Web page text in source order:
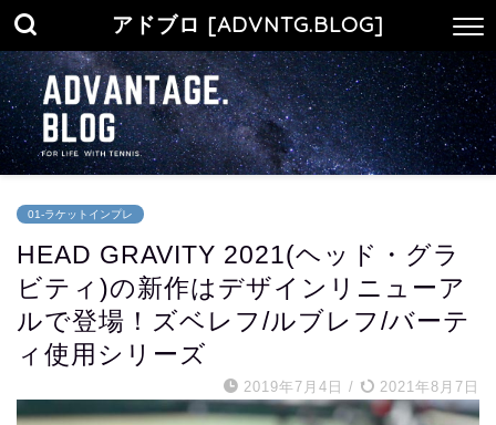
アドブロ [ADVNTG.BLOG]
01-ラケットインプレ
HEAD GRAVITY 2021(ヘッド・グラ
ビティ)の新作はデザインリニューア
ルで登場！ズベレフ/ルブレフ/バーテ
ィ使用シリーズ
2019年7月4日 / 2021年8月7日